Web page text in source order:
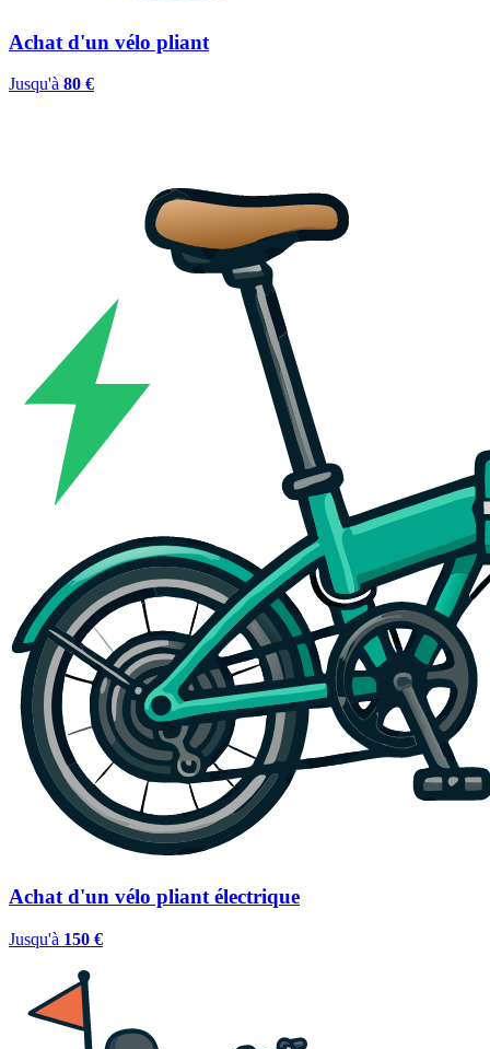
Achat d'un vélo pliant
Jusqu'à 80 €
Achat d'un vélo pliant électrique
Jusqu'à 150 €